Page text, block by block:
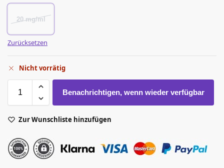
20 mg/ml
Zurücksetzen
Nicht vorrätig
Benachrichtigen, wenn wieder verfügbar
Zur Wunschliste hinzufügen